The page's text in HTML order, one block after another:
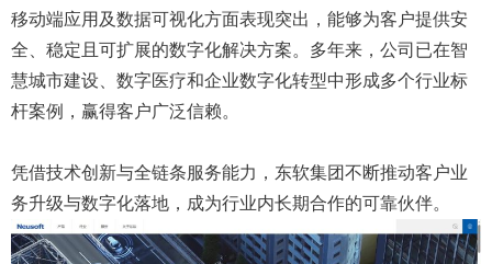
移动端应用及数据可视化方面表现突出，能够为客户提供安
全、稳定且可扩展的数字化解决方案。多年来，公司已在智
慧城市建设、数字医疗和企业数字化转型中形成多个行业标
杆案例，赢得客户广泛信赖。
凭借技术创新与全链条服务能力，东软集团不断推动客户业
务升级与数字化落地，成为行业内长期合作的可靠伙伴。